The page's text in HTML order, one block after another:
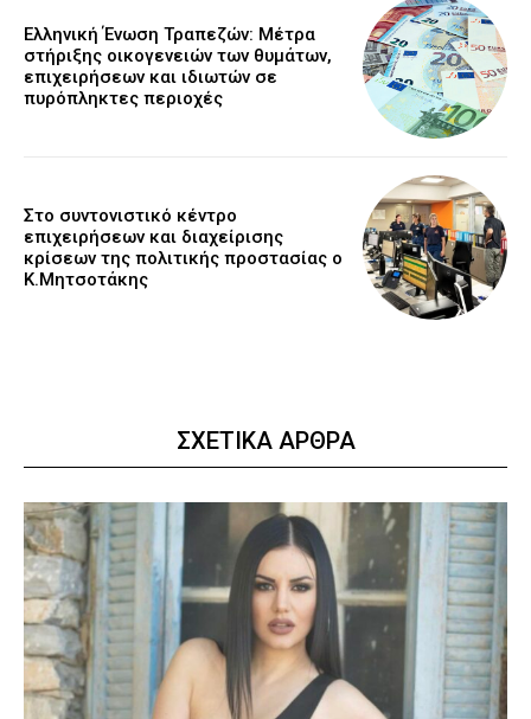
Ελληνική Ένωση Τραπεζών: Μέτρα
στήριξης οικογενειών των θυμάτων,
επιχειρήσεων και ιδιωτών σε
πυρόπληκτες περιοχές
Στο συντονιστικό κέντρο
επιχειρήσεων και διαχείρισης
κρίσεων της πολιτικής προστασίας ο
Κ.Μητσοτάκης
ΣΧΕΤΙΚΑ ΑΡΘΡΑ